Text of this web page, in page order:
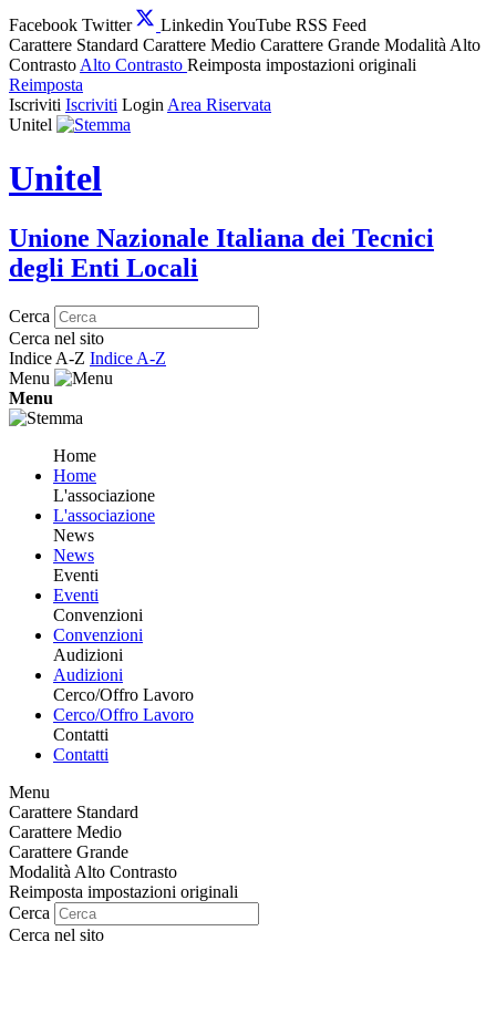
Facebook Twitter Linkedin YouTube RSS Feed
Carattere Standard Carattere Medio Carattere Grande Modalità Alto
Contrasto Alto Contrasto Reimposta impostazioni originali
Reimposta
Iscriviti Iscriviti Login Area Riservata
Unitel
Unitel
Unione Nazionale Italiana dei Tecnici
degli Enti Locali
Cerca
Cerca nel sito
Indice A-Z Indice A-Z
Menu
Menu
Home
Home
L'associazione
L'associazione
News
News
Eventi
Eventi
Convenzioni
Convenzioni
Audizioni
Audizioni
Cerco/Offro Lavoro
Cerco/Offro Lavoro
Contatti
Contatti
Menu
Carattere Standard
Carattere Medio
Carattere Grande
Modalità Alto Contrasto
Reimposta impostazioni originali
Cerca
Cerca nel sito